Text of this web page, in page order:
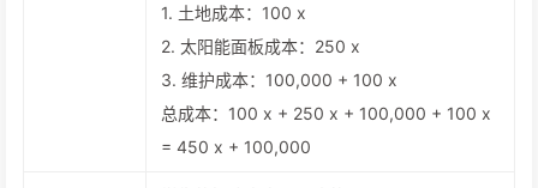
1. 土地成本：100 x
2. 太阳能面板成本：250 x
3. 维护成本：100,000 + 100 x
总成本：100 x + 250 x + 100,000 + 100 x
= 450 x + 100,000